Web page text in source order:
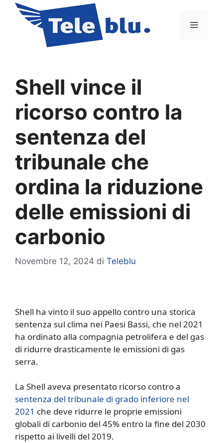
contenuto
Menu
Shell vince il
ricorso contro la
sentenza del
tribunale che
ordina la riduzione
delle emissioni di
carbonio
Novembre 12, 2024 di Teleblu
Shell ha vinto il suo appello contro una storica
sentenza sul clima nei Paesi Bassi, che nel 2021
ha ordinato alla compagnia petrolifera e del gas
di ridurre drasticamente le emissioni di gas
serra.
La Shell aveva presentato ricorso contro a
sentenza del tribunale di grado inferiore nel
2021 che deve ridurre le proprie emissioni
globali di carbonio del 45% entro la fine del 2030
rispetto ai livelli del 2019.